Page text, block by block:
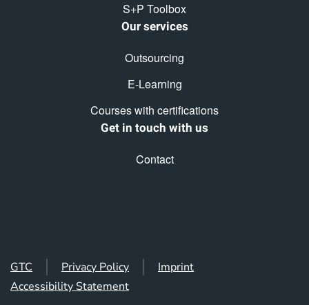
S+P Toolbox
Our services
Outsourcing
E-Learning
Courses with certifications
Get in touch with us
Contact
GTC Privacy Policy
Imprint
Accessibility Statement